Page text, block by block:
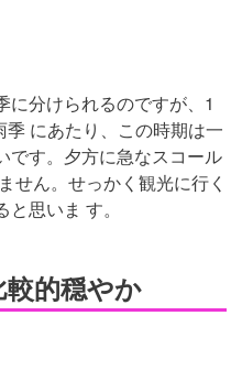
に分けられるのですが、1
にあたり、この時期は一
です。夕方に急なスコール
せん。せっかく観光に行く
思いま す。
的穏やか